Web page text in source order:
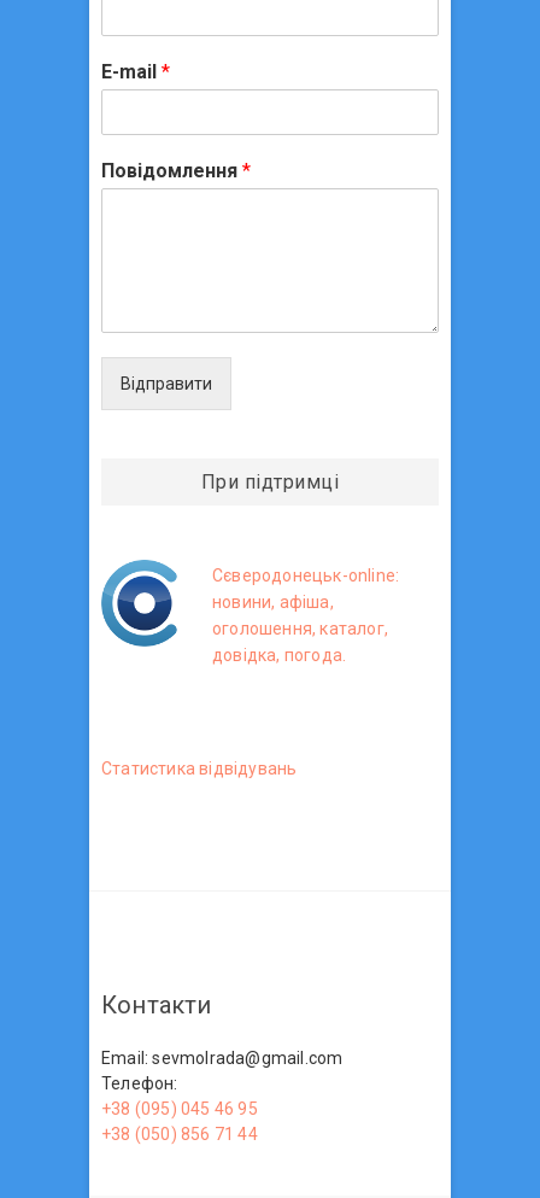
E-mail *
Повідомлення *
Відправити
При підтримці
Сєверодонецьк-online:
новини, афіша,
оголошення, каталог,
довідка, погода.
Статистика вiдвiдувань
Контакти
Email: sevmolrada@gmail.com
Телефон:
+38 (095) 045 46 95
+38 (050) 856 71 44